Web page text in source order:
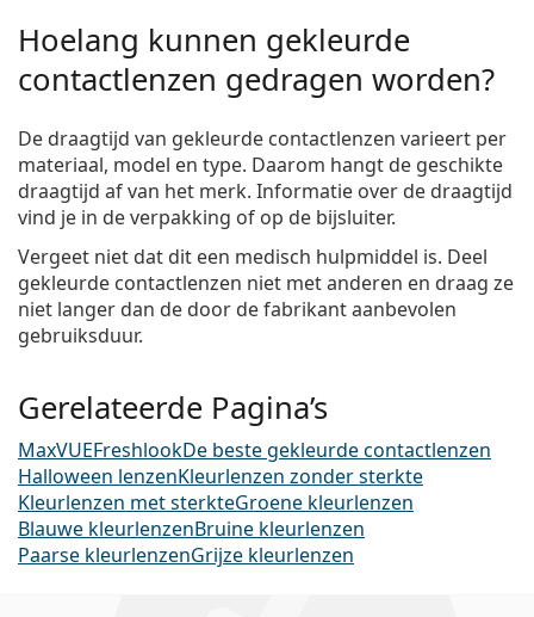
Hoelang kunnen gekleurde
contactlenzen gedragen worden?
De draagtijd van gekleurde contactlenzen varieert per
materiaal, model en type. Daarom hangt de geschikte
draagtijd af van het merk. Informatie over de draagtijd
vind je in de verpakking of op de bijsluiter.
Vergeet niet dat dit een medisch hulpmiddel is. Deel
gekleurde contactlenzen niet met anderen en draag ze
niet langer dan de door de fabrikant aanbevolen
gebruiksduur.
Gerelateerde Pagina’s
MaxVUEFreshlookDe beste gekleurde contactlenzen
Halloween lenzenKleurlenzen zonder sterkte
Kleurlenzen met sterkteGroene kleurlenzen
Blauwe kleurlenzenBruine kleurlenzen
Paarse kleurlenzenGrijze kleurlenzen